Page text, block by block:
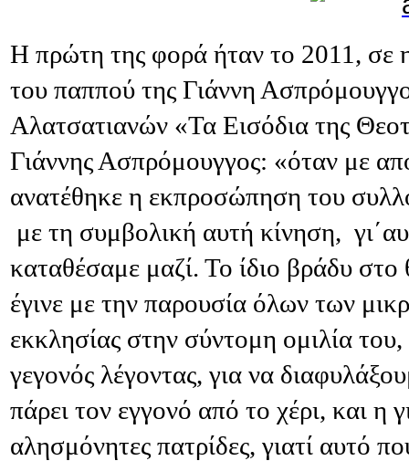
Η πρώτη της φορά ήταν το 2011, σε
του παππού της Γιάννη
Αλατσατιανών «Τα Εισόδια της
Γιάννης Ασπρόμουγγος: «όταν με
ανατέθηκε η εκπροσώπηση του
με τη συμβολική αυτή κίνηση,
καταθέσαμε μαζί. Το ίδιο βράδυ
έγινε με την παρουσία όλων των
εκκλησίας στην σύντομη ομιλία
γεγονός λέγοντας, για να
πάρει τον εγγονό από το χέρι, και η
αλησμόνητες πατρίδες, γιατί αυτό